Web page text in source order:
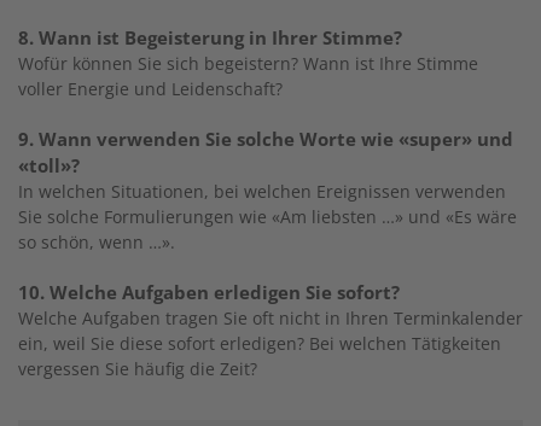
8. Wann ist Begeisterung in Ihrer Stimme?
Wofür können Sie sich begeistern? Wann ist Ihre Stimme
voller Energie und Leidenschaft?
9. Wann verwenden Sie solche Worte wie «super» und
«toll»?
In welchen Situationen, bei welchen Ereignissen verwenden
Sie solche Formulierungen wie «Am liebsten …» und «Es wäre
so schön, wenn …».
10. Welche Aufgaben erledigen Sie sofort?
Welche Aufgaben tragen Sie oft nicht in Ihren Terminkalender
ein, weil Sie diese sofort erledigen? Bei welchen Tätigkeiten
vergessen Sie häufig die Zeit?